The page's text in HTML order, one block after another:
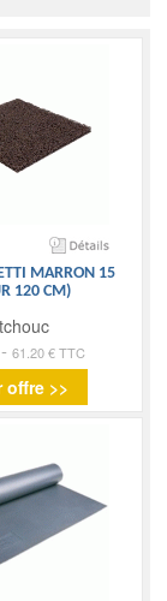
MARRON 15
120 CM)
- 61.20 € TTC
offre >>